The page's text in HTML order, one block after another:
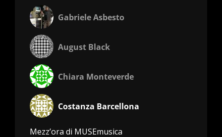
Gabriele Asbesto
August Black
Chiara Monteverde
Costanza Barcellona
Mezz’ora di MUSEmusica